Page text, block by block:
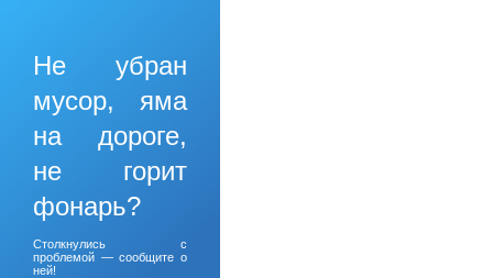
Не убран
мусор, яма
на дороге,
не горит
фонарь?
Столкнулись с
проблемой — сообщите о
ней!